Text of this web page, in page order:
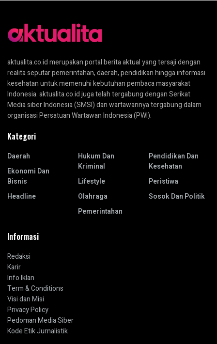
aktualita.co.id merupakan portal berita aktual yang tersaji dengan
realita seputar pemerintahan, daerah, pendidikan hingga informasi
kesehatan untuk memenuhi kebutuhan pembaca masyarakat
Indonesia. aktualita.co.id juga telah tergabung dengan Serikat
Media siber Indonesia (SMSI) dan wartawannya tergabung dalam
organisasi Persatuan Wartawan Indonesia (PWI).
Kategori
Daerah
Ekonomi Dan
Bisnis
Headline
Hukum Dan
Kriminal
Lifestyle
Olahraga
Pemerintahan
Pendidikan Dan
Kesehatan
Peristiwa
Sosok Dan Politik
Informasi
Redaksi
Karir
Info Iklan
Term & Conditions
Visi dan Misi
Privacy Policy
Pedoman Media Siber
Kode Etik Jurnalistik